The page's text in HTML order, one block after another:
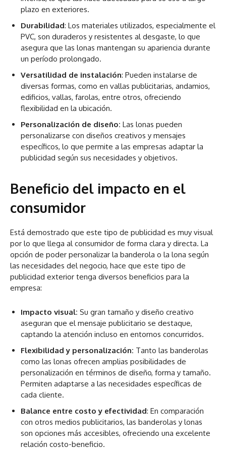
plazo en exteriores.
Durabilidad: Los materiales utilizados, especialmente el
PVC, son duraderos y resistentes al desgaste, lo que
asegura que las lonas mantengan su apariencia durante
un período prolongado.
Versatilidad de instalación: Pueden instalarse de
diversas formas, como en vallas publicitarias, andamios,
edificios, vallas, farolas, entre otros, ofreciendo
flexibilidad en la ubicación.
Personalización de diseño: Las lonas pueden
personalizarse con diseños creativos y mensajes
específicos, lo que permite a las empresas adaptar la
publicidad según sus necesidades y objetivos.
Beneficio del impacto en el
consumidor
Está demostrado que este tipo de publicidad es muy visual
por lo que llega al consumidor de forma clara y directa. La
opción de poder personalizar la banderola o la lona según
las necesidades del negocio, hace que este tipo de
publicidad exterior tenga diversos beneficios para la
empresa:
Impacto visual: Su gran tamaño y diseño creativo
aseguran que el mensaje publicitario se destaque,
captando la atención incluso en entornos concurridos.
Flexibilidad y personalización: Tanto las banderolas
como las lonas ofrecen amplias posibilidades de
personalización en términos de diseño, forma y tamaño.
Permiten adaptarse a las necesidades específicas de
cada cliente.
Balance entre costo y efectividad: En comparación
con otros medios publicitarios, las banderolas y lonas
son opciones más accesibles, ofreciendo una excelente
relación costo-beneficio.